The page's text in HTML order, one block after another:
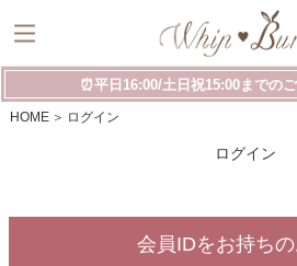
⏰平日16:00/土日祝15:00までの
HOME ログイン
ログイン
会員IDをお持ち